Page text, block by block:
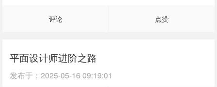
评论 点赞
平面设计师进阶之路
发布于： 2025-05-16 09:19:01